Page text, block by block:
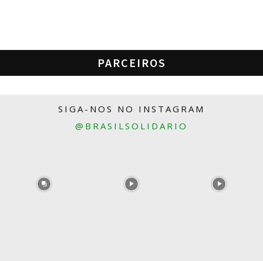
PARCEIROS
SIGA-NOS NO INSTAGRAM
@BRASILSOLIDARIO